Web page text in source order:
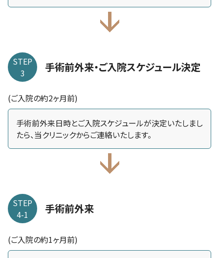
STEP
3
手術前外来・ご入院スケジュール決定
(ご入院の約2ヶ月前)
手術前外来日時とご入院スケジュールが決定いたしまし
たら、当クリニックからご連絡いたします。
STEP
4-1
手術前外来
(ご入院の約1ヶ月前)